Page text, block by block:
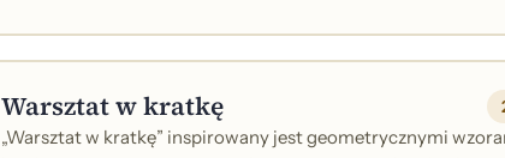
Warsztat w kratkę
„Warsztat w kratkę” inspirowany jest geometrycznymi